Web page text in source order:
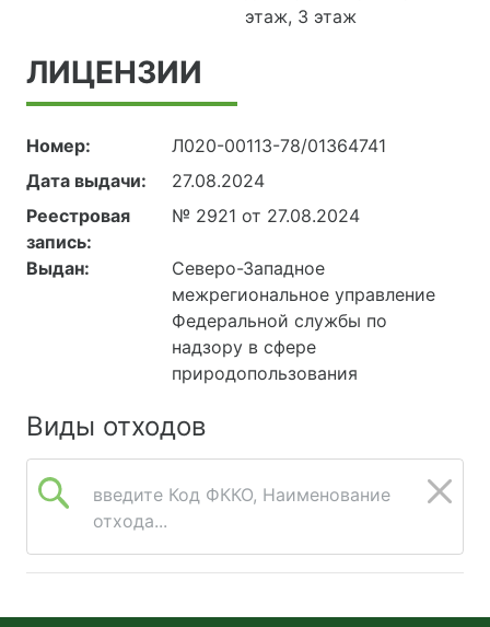
красная, кремний
бой стекла, каолин,
кирпич огнеупорный,
полевошпатовые, песок
жидкое натриевое,
шамот, вода природная
поверхностная, вода
сточная очищенная.
этаж, 3 этаж
ЛИЦЕНЗИИ
Номер:
Л020-00113-78/01364741
Дата выдачи:
27.08.2024
Реестровая
запись:
№ 2921 от 27.08.2024
Выдан:
Северо-Западное
межрегиональное управление
Федеральной службы по
надзору в сфере
природопользования
Виды отходов
введите Код ФККО, Наименование
отхода...